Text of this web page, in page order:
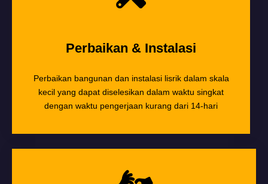
Perbaikan & Instalasi
Perbaikan bangunan dan instalasi lisrik dalam skala
kecil yang dapat diselesikan dalam waktu singkat
dengan waktu pengerjaan kurang dari 14-hari